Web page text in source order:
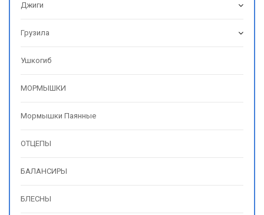
Джиги
Грузила
Ушкогиб
МОРМЫШКИ
Мормышки Паянные
ОТЦЕПЫ
БАЛАНСИРЫ
БЛЕСНЫ